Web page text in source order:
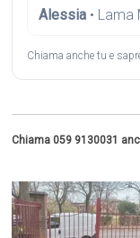
Alessia •
Chiama anche tu e
Chiama 059 9130031